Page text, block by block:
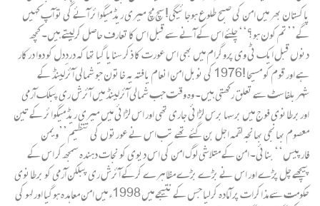
پاکستان بھر میں امن کی صبح طلوع ہوجائیگی! سچ مچ میری ریڈمیگوائر آئے گی تو آپ کہیں
گے’’تم کون ہو؟‘‘ چلئے اس کے آنے سے قبل اس کا تعارف حاصل کرلیتے ہیں۔ کچھ
دنوں قبل ایک ٹی وی پروگرام میں بھی اس عورت کا ذکر سنایا گیا تھا کہ دردِدل کو دوا درکار
ہے اور قوم کو مسیحا !1976 کی نوبل امن انعام یافتہ یہ خاتون جو شمالی آئرلینڈ کے
شہربلفاسٹ سے تعلق رکھتی ہیں۔ وہ وقت جب شمالی آئرلینڈ میں آئرش ری پبلک آرمی
اوربرطانوی فوج میں برسہا برس لڑائی جاری تھی اور اس لڑائی میں میری ریڈمیگوائر کے تین
معصوم بھانجی بھانجہ لقمہ اجل بن گئے تھے تب اس نے عورتوں کی تنظیم ’’ویمن
فارپیس‘‘ بنائی۔ امن کے متلاشی لوگ امن کی اس دیوی کو نجات دہندہ سمجھ کر اس کے
پیچھے چل پڑے اور اس نے بڑے بڑے مظاہرے کرکے آئرش ری پبلکن آرمی کو برطانوی
حکومت سے مذاکرات پر آمادہ کرلیا جس کے نتیجے میں 1998ء میں امن معاہدہ ہوگیا اور لہو کی